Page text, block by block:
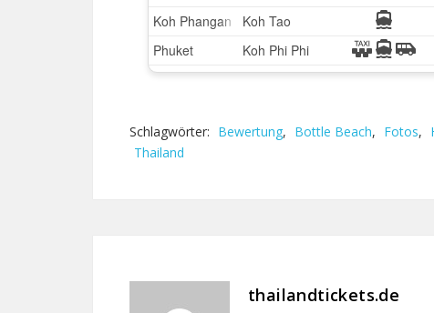
Schlagwörter: Bewertung, Bottle Beach, Fotos,
Thailand
thailandtickets.de